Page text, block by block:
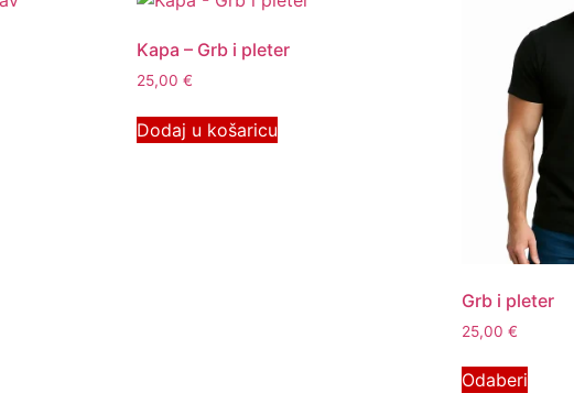
Kapa – Grb i pleter
25,00€
Dodaj u košaricu
Grb i pleter
25,00€
Odaberi